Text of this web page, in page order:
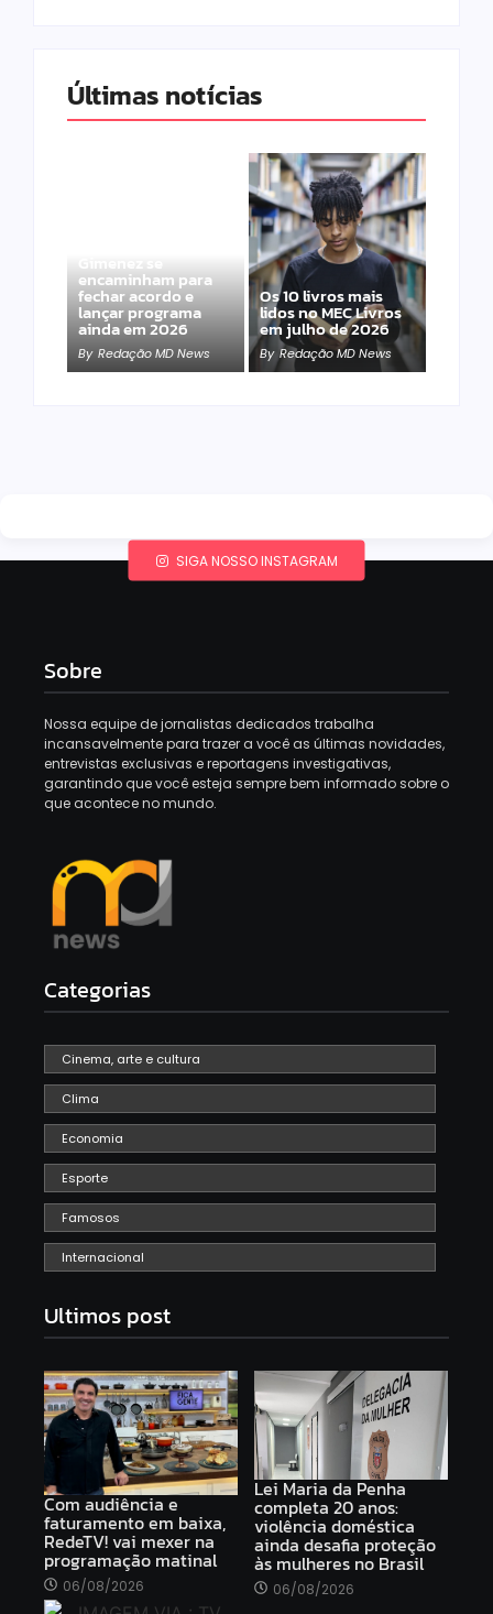
Últimas notícias
Gimenez se
encaminham para
fechar acordo e
lançar programa
ainda em 2026
By Redação MD News
Os 10 livros mais
lidos no MEC Livros
em julho de 2026
By Redação MD News
SIGA NOSSO INSTAGRAM
Sobre
Nossa equipe de jornalistas dedicados trabalha
incansavelmente para trazer a você as últimas novidades,
entrevistas exclusivas e reportagens investigativas,
garantindo que você esteja sempre bem informado sobre o
que acontece no mundo.
Categorias
Cinema, arte e cultura
Clima
Economia
Esporte
Famosos
Internacional
Ultimos post
Com audiência e
faturamento em baixa,
RedeTV! vai mexer na
programação matinal
06/08/2026
Lei Maria da Penha
completa 20 anos:
violência doméstica
ainda desafia proteção
às mulheres no Brasil
06/08/2026